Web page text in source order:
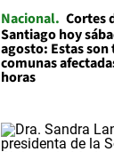
Nacional Cortes
Santiago hoy
agosto: Estas son
comunas
horas